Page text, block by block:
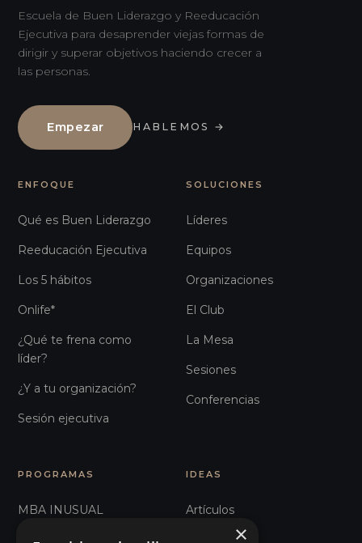
Escuela de Buen Liderazgo y Reeducación
Ejecutiva para desaprender viejas formas de
dirigir y superar objetivos haciendo crecer a
las personas.
Empezar HABLEMOS →
ENFOQUE
Qué es Buen Liderazgo
Reeducación Ejecutiva
Los 5 hábitos
Onlife*
¿Qué te frena como
líder?
¿Y a tu organización?
Sesión ejecutiva
SOLUCIONES
Líderes
Equipos
Organizaciones
El Club
La Mesa
Sesiones
Conferencias
PROGRAMAS
MBA INUSUAL
Humanos con Recursos
IDEAS
Artículos
×